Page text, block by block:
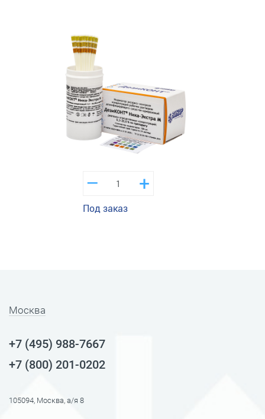
+
–
Под заказ
Москва
+7 (495) 988-7667
+7 (800) 201-0202
105094, Москва, а/я 8